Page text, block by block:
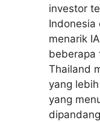
investor
Indonesia
menarik
beberapa
Thailand
yang
yang